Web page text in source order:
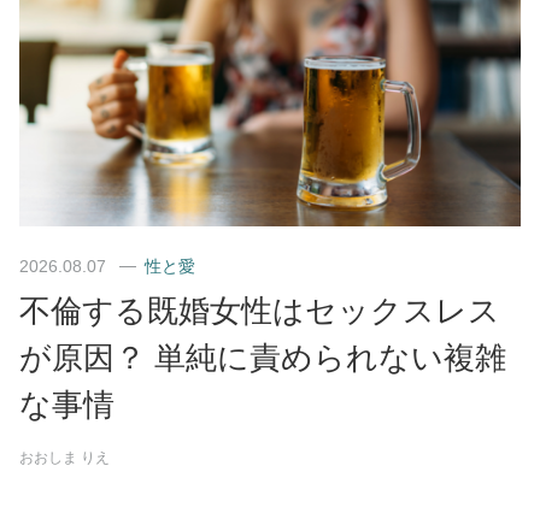
2026.08.07 性と愛
不倫する既婚女性はセックスレス
が原因？ 単純に責められない複雑
な事情
おおしま りえ